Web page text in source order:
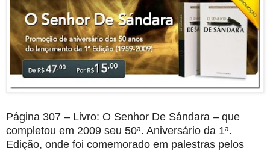
Página 307 – Livro: O Senhor De Sándara – que
completou em 2009 seu 50ª. Aniversário da 1ª.
Edição, onde foi comemorado em palestras pelos